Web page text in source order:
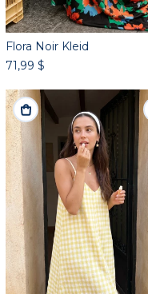
Flora Noir Kleid
71,99 $